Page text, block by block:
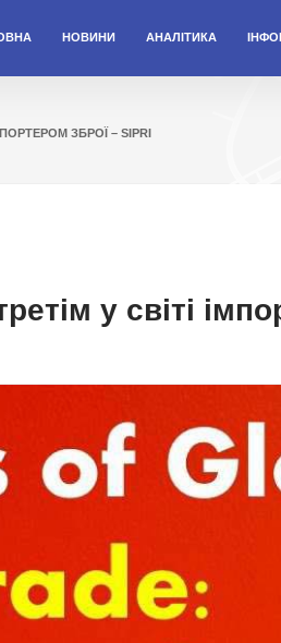
НОВИНИ АНАЛІТИКА
ЗБРОЇ – SIPRI
у світі